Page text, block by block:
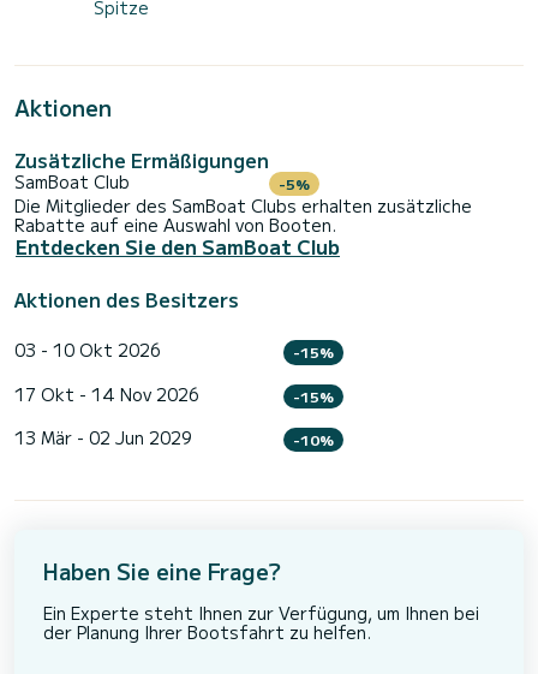
Spitze
Aktionen
Zusätzliche Ermäßigungen
SamBoat Club -5%
Die Mitglieder des SamBoat Clubs erhalten zusätzliche
Rabatte auf eine Auswahl von Booten.
Entdecken Sie den SamBoat Club
Aktionen des Besitzers
03 - 10 Okt 2026 -15%
17 Okt - 14 Nov 2026 -15%
13 Mär - 02 Jun 2029 -10%
Haben Sie eine Frage?
Ein Experte steht Ihnen zur Verfügung, um Ihnen bei
der Planung Ihrer Bootsfahrt zu helfen.